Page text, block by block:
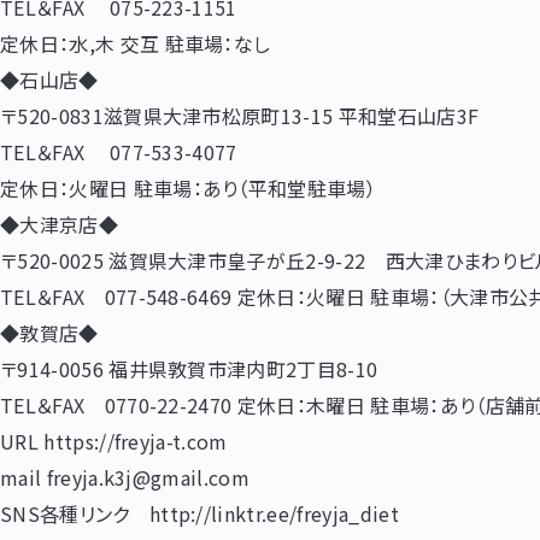
TEL＆FAX 075-223-1151
定休日：水,木 交互 駐車場：なし
◆石山店◆
〒520-0831滋賀県大津市松原町13-15 平和堂石山店3F
TEL＆FAX 077-533-4077
定休日：火曜日 駐車場：あり（平和堂駐車場）
◆大津京店◆
〒520-0025 滋賀県大津市皇子が丘2-9-22 西大津ひまわりビ
TEL＆FAX 077-548-6469 定休日：火曜日 駐車場：（大津市公
◆敦賀店◆
〒914-0056 福井県敦賀市津内町2丁目8-10
TEL＆FAX 0770-22-2470 定休日：木曜日 駐車場：あり（店舗前
URL https://freyja-t.com
mail freyja.k3j@gmail.com
SNS各種リンク http://linktr.ee/freyja_diet